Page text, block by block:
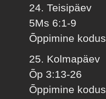
24. Teisipäev
5Ms 6:1-9
Õppimine kodus
25. Kolmapäev
Õp 3:13-26
Õppimine kodus